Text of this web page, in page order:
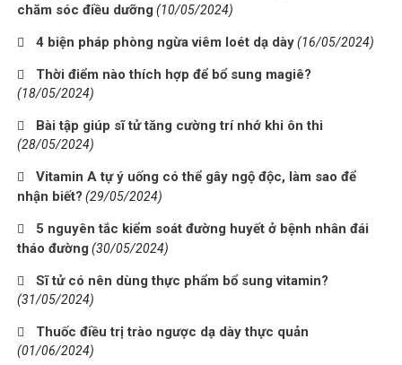
chăm sóc điều dưỡng (10/05/2024)
4 biện pháp phòng ngừa viêm loét dạ dày(16/05/2024)
Thời điểm nào thích hợp để bổ sung magiê?
(18/05/2024)
Bài tập giúp sĩ tử tăng cường trí nhớ khi ôn thi
(28/05/2024)
Vitamin A tự ý uống có thể gây ngộ độc, làm sao để
nhận biết? (29/05/2024)
5 nguyên tắc kiểm soát đường huyết ở bệnh nhân đái
tháo đường (30/05/2024)
Sĩ tử có nên dùng thực phẩm bổ sung vitamin?
(31/05/2024)
Thuốc điều trị trào ngược dạ dày thực quản
(01/06/2024)